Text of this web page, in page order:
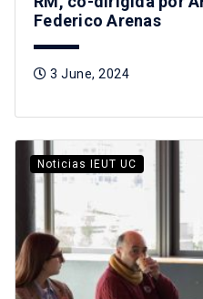
Federico Arenas
3 June, 2024
Noticias IEUT UC